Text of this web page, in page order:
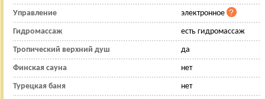
Управление электронное
Гидромассаж есть гидромассаж
Тропический верхний душ да
Финская сауна нет
Турецкая баня нет